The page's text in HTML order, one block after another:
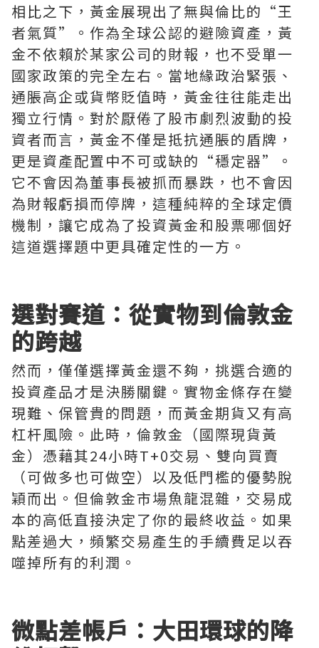
相比之下，黃金展現出了無與倫比的“王
者氣質”。作為全球公認的避險資產，黃
金不依賴於某家公司的財報，也不受單一
國家政策的完全左右。當地緣政治緊張、
通脹高企或貨幣貶值時，黃金往往能走出
獨立行情。對於厭倦了股市劇烈波動的投
資者而言，黃金不僅是抵抗通脹的盾牌，
更是資產配置中不可或缺的“穩定器”。
它不會因為董事長被抓而暴跌，也不會因
為財報虧損而停牌，這種純粹的全球定價
機制，讓它成為了投資黃金和股票哪個好
這道選擇題中更具確定性的一方。
選對賽道：從實物到倫敦金
的跨越
然而，僅僅選擇黃金還不夠，挑選合適的
投資產品才是決勝關鍵。實物金條存在變
現難、保管貴的問題，而黃金期貨又有高
杠杆風險。此時，倫敦金（國際現貨黃
金）憑藉其24小時T+0交易、雙向買賣
（可做多也可做空）以及低門檻的優勢脫
穎而出。但倫敦金市場魚龍混雜，交易成
本的高低直接決定了你的最終收益。如果
點差過大，頻繁交易產生的手續費足以吞
噬掉所有的利潤。
微點差帳戶：大田環球的降